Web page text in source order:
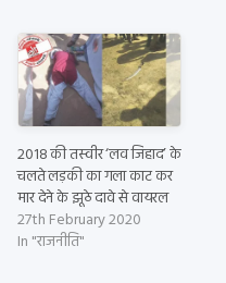
2018 की तस्वीर ‘लव जिहाद’ के
चलते लड़की का गला काट कर
मार देने के झूठे दावे से वायरल
27th February 2020
In "राजनीति"